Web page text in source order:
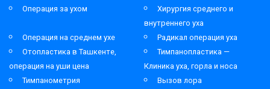
Операция за ухом
Хирургия среднего и
внутреннего уха
Операция на среднем ухе
Радикал операция уха
Отопластика в Ташкенте,
операция на уши цена
Тимпанопластика —
Клиника уха, горла и носа
Тимпанометрия
Вызов лора